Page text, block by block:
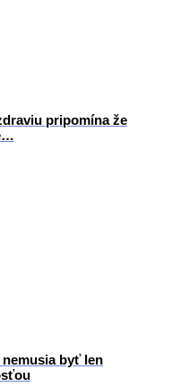
pripomína že
byť len